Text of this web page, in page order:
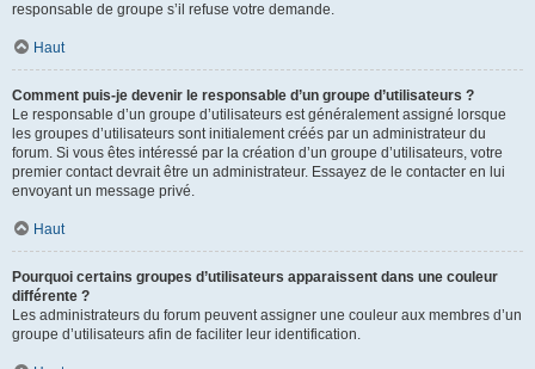
responsable de groupe s’il refuse votre demande.
Haut
Comment puis-je devenir le responsable d’un groupe d’utilisateurs ?
Le responsable d’un groupe d’utilisateurs est généralement assigné lorsque
les groupes d’utilisateurs sont initialement créés par un administrateur du
forum. Si vous êtes intéressé par la création d’un groupe d’utilisateurs, votre
premier contact devrait être un administrateur. Essayez de le contacter en lui
envoyant un message privé.
Haut
Pourquoi certains groupes d’utilisateurs apparaissent dans une couleur
différente ?
Les administrateurs du forum peuvent assigner une couleur aux membres d’un
groupe d’utilisateurs afin de faciliter leur identification.